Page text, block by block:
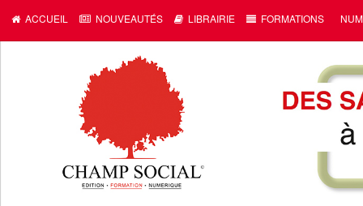
ACCUEIL NOUVEAUTÉS LIBRAIRIE FORMATIONS